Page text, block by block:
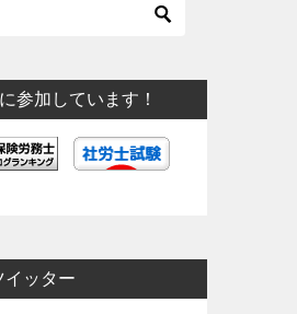
参加しています！
イッター